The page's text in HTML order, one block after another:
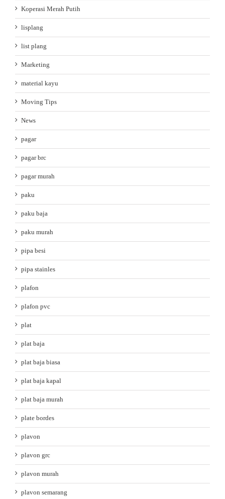
Koperasi Merah Putih
lisplang
list plang
Marketing
material kayu
Moving Tips
News
pagar
pagar brc
pagar murah
paku
paku baja
paku murah
pipa besi
pipa stainles
plafon
plafon pvc
plat
plat baja
plat baja biasa
plat baja kapal
plat baja murah
plate bordes
plavon
plavon grc
plavon murah
plavon semarang